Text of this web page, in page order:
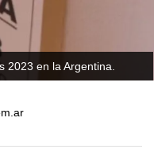
2023 en la Argentina.